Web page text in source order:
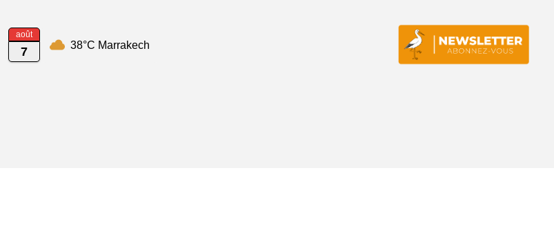
août
7 38°C Marrakech